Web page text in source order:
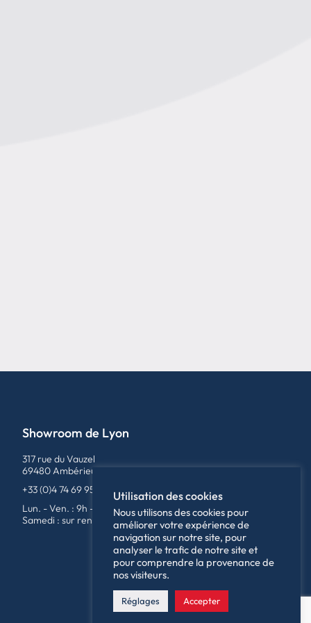
Showroom de Lyon
317 rue du Vauzel
69480 Ambérieux
+33 (0)4 74 69 95 79
Lun. - Ven. : 9h - 12h / 14h - 18h
Samedi : sur rendez-vous
Utilisation des cookies
Nous utilisons des cookies pour
améliorer votre expérience de
navigation sur notre site, pour
analyser le trafic de notre site et
pour comprendre la provenance de
nos visiteurs.
Réglages Accepter